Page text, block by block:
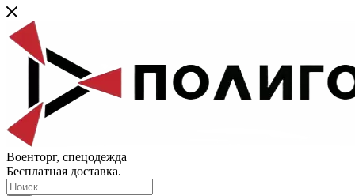
Военторг, спецодежда
Бесплатная доставка.